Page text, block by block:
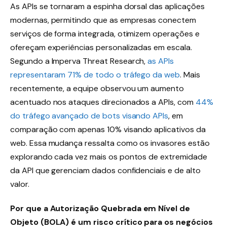
As APIs se tornaram a espinha dorsal das aplicações
modernas, permitindo que as empresas conectem
serviços de forma integrada, otimizem operações e
ofereçam experiências personalizadas em escala.
Segundo a Imperva Threat Research,as APIs
representaram 71% de todo o tráfego da web. Mais
recentemente, a equipe observou um aumento
acentuado nos ataques direcionados a APIs, com 44%
do tráfego avançado de bots visando APIs, em
comparação com apenas 10% visando aplicativos da
web. Essa mudança ressalta como os invasores estão
explorando cada vez mais os pontos de extremidade
da API que gerenciam dados confidenciais e de alto
valor.
Por que a Autorização Quebrada em Nível de
Objeto (BOLA) é um risco crítico para os negócios